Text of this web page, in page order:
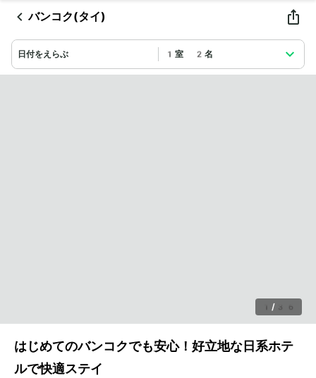
バンコク(タイ)
日付をえらぶ 1室 2名
1 / 36
はじめてのバンコクでも安心！好立地な日系ホテ
ルで快適ステイ